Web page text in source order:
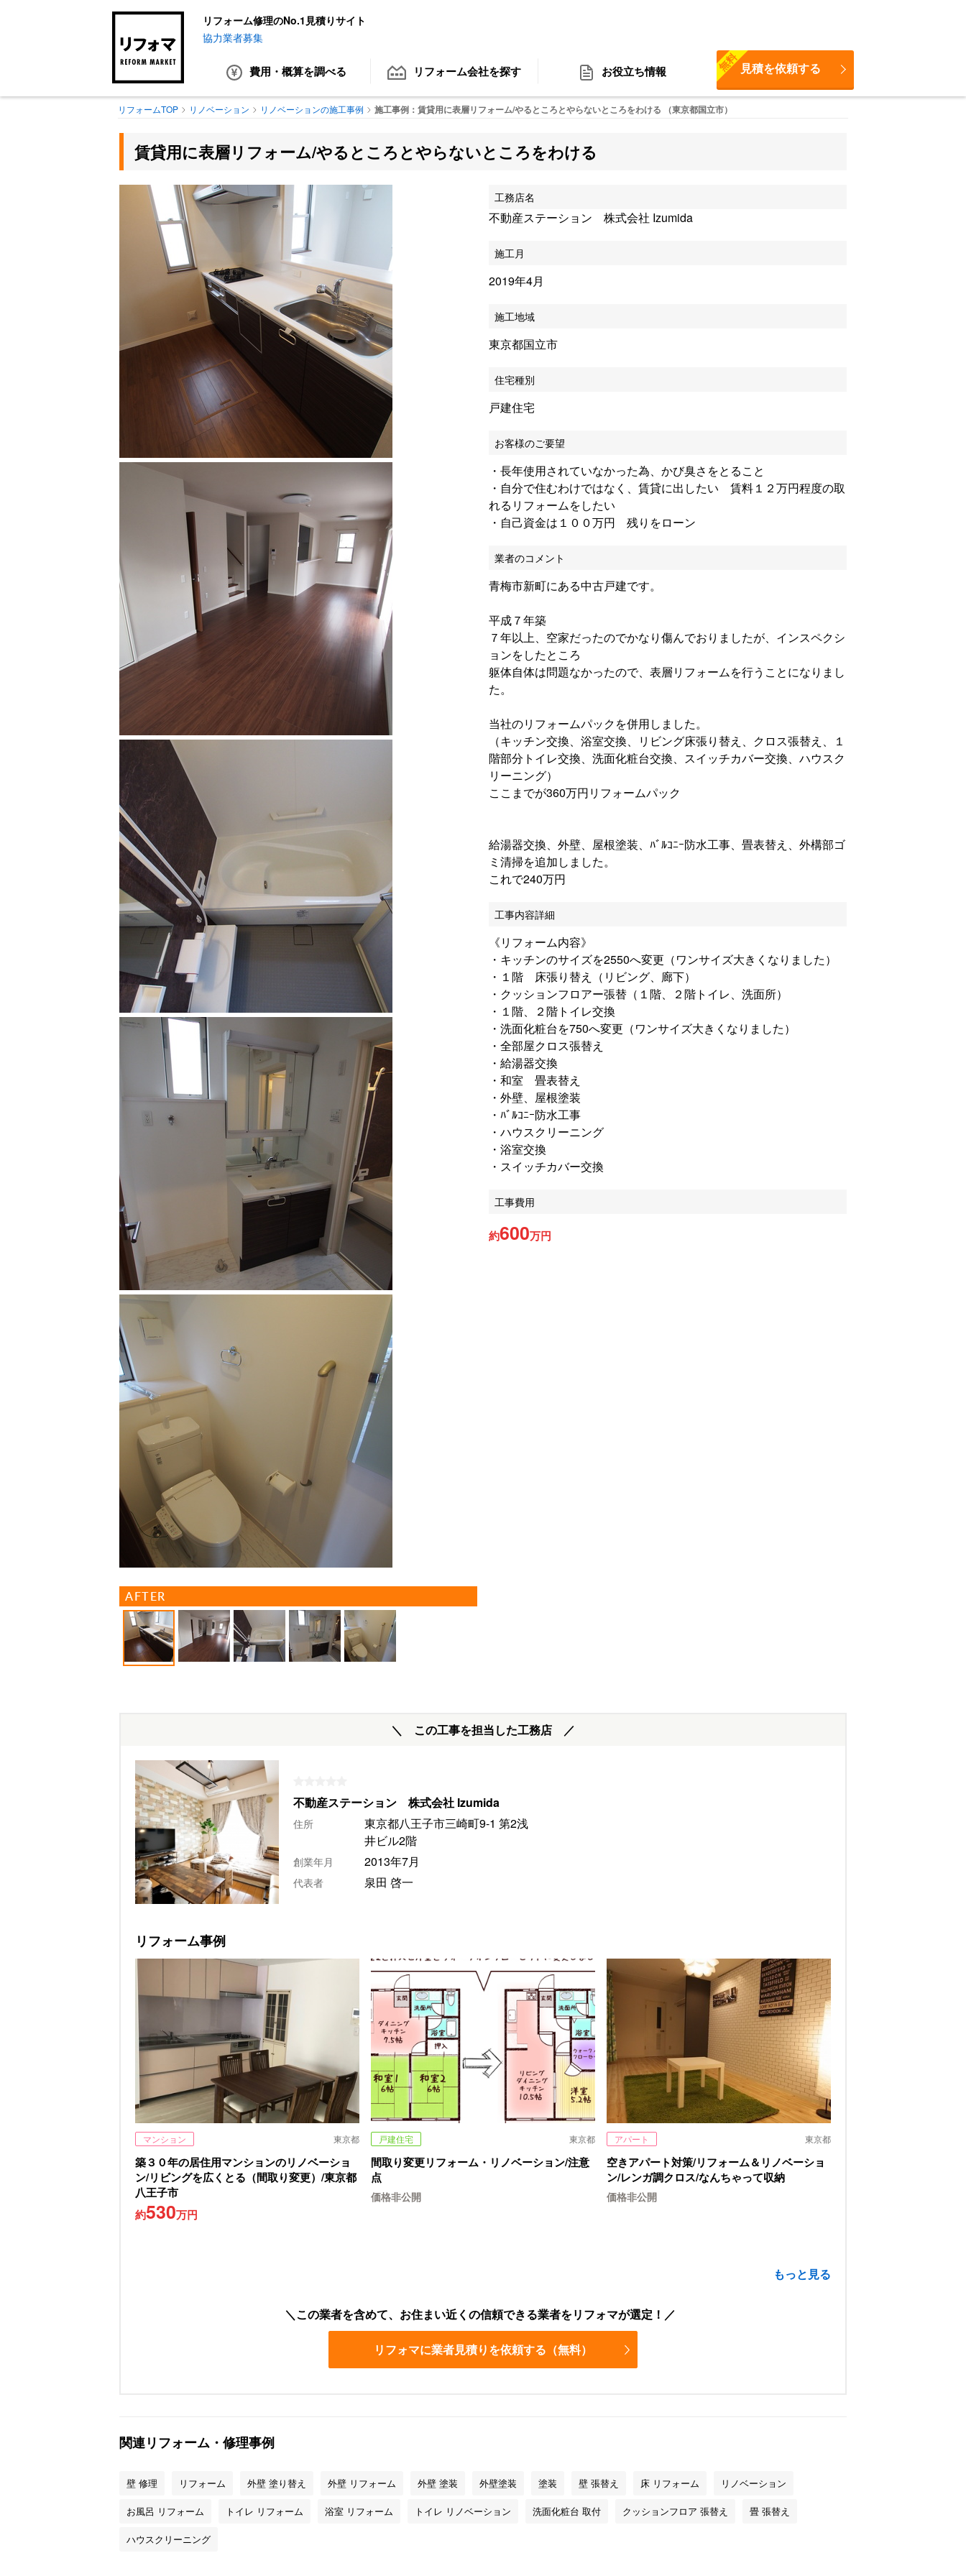
リフォーム修理のNo.1見積りサイト
協力業者募集
費用・概算を調べる リフォーム会社を探す お役立ち情報 見積を依頼する
無料
リフォームTOP リノベーション リノベーションの施工事例 施工事例：賃貸用に表層リフォーム/やるところとやらないところをわける （東京都国立市）
賃貸用に表層リフォーム/やるところとやらないところをわける
AFTER
工務店名
不動産ステーション 株式会社 Izumida
施工月
2019年4月
施工地域
東京都国立市
住宅種別
戸建住宅
お客様のご要望
・長年使用されていなかった為、かび臭さをとること
・自分で住むわけではなく、賃貸に出したい 賃料１２万円程度の取
れるリフォームをしたい
・自己資金は１００万円 残りをローン
業者のコメント
青梅市新町にある中古戸建です。
平成７年築
７年以上、空家だったのでかなり傷んでおりましたが、インスペクシ
ョンをしたところ
躯体自体は問題なかったので、表層リフォームを行うことになりまし
た。
当社のリフォームパックを併用しました。
（キッチン交換、浴室交換、リビング床張り替え、クロス張替え、１
階部分トイレ交換、洗面化粧台交換、スイッチカバー交換、ハウスク
リーニング）
ここまでが360万円リフォームパック
給湯器交換、外壁、屋根塗装、ﾊﾞﾙｺﾆｰ防水工事、畳表替え、外構部ゴ
ミ清掃を追加しました。
これで240万円
工事内容詳細
《リフォーム内容》
・キッチンのサイズを2550へ変更（ワンサイズ大きくなりました）
・１階 床張り替え（リビング、廊下）
・クッションフロアー張替（１階、２階トイレ、洗面所）
・１階、２階トイレ交換
・洗面化粧台を750へ変更（ワンサイズ大きくなりました）
・全部屋クロス張替え
・給湯器交換
・和室 畳表替え
・外壁、屋根塗装
・ﾊﾞﾙｺﾆｰ防水工事
・ハウスクリーニング
・浴室交換
・スイッチカバー交換
工事費用
約600万円
＼ この工事を担当した工務店 ／
不動産ステーション 株式会社 Izumida
住所
東京都八王子市三崎町9-1 第2浅
井ビル2階
創業年月 2013年7月
代表者 泉田 啓一
リフォーム事例
マンション 東京都
築３０年の居住用マンションのリノベーショ
ン/リビングを広くとる（間取り変更）/東京都
八王子市
約530万円
戸建住宅 東京都
間取り変更リフォーム・リノベーション/注意
点
価格非公開
アパート 東京都
空きアパート対策/リフォーム＆リノベーショ
ン/レンガ調クロス/なんちゃって収納
価格非公開
もっと見る
この業者を含めて、お住まい近くの信頼できる業者をリフォマが選定！
リフォマに業者見積りを依頼する（無料）
関連リフォーム・修理事例
壁 修理 リフォーム 外壁 塗り替え 外壁 リフォーム 外壁 塗装 外壁塗装 塗装 壁 張替え 床 リフォーム リノベーション
お風呂 リフォーム トイレ リフォーム 浴室 リフォーム トイレ リノベーション 洗面化粧台 取付 クッションフロア 張替え 畳 張替え
ハウスクリーニング